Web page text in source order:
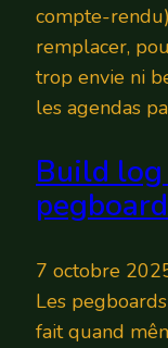
compte-
remplacer,
trop envie ni
les agendas
Build
pegboard
7 octobre
Les
fait quand